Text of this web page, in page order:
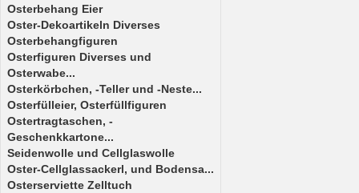
Osterbehang Eier
Oster-Dekoartikeln Diverses
Osterbehangfiguren
Osterfiguren Diverses und
Osterwabe...
Osterkörbchen, -Teller und -Neste...
Osterfülleier, Osterfüllfiguren
Ostertragtaschen, -
Geschenkkartone...
Seidenwolle und Cellglaswolle
Oster-Cellglassackerl, und Bodensa...
Osterserviette Zelltuch